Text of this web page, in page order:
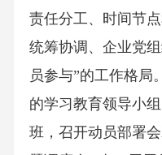
责任分工、时间节
统筹协调、企业党
员参与”的工作格局
的学习教育领导小
班，召开动员部署